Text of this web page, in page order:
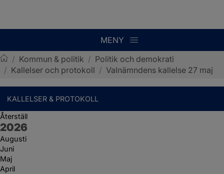
MENY
Sotenäs kommun
/ Kommun & politik / Politik och demokrati
/ Kallelser och protokoll / Valnämndens kallelse 27 maj
KALLELSER & PROTOKOLL
Återställ
År:
2026
Augusti
Juni
Maj
April